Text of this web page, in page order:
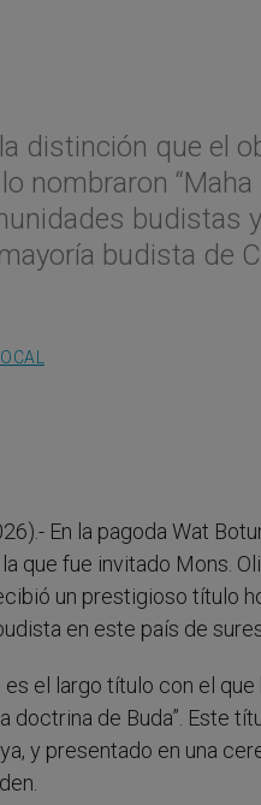
distinción que el
“Maha
budistas
budista de
En la pagoda Wat
que fue invitado Mons.
un prestigioso título
en este país de
es el largo título con el
doctrina de Buda”. Este
y presentado en una